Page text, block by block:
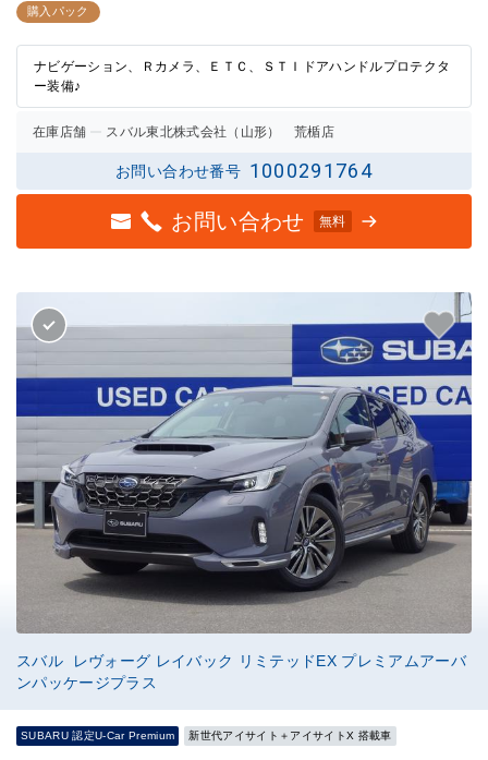
購入パック
ナビゲーション、Ｒカメラ、ＥＴＣ、ＳＴＩドアハンドルプロテクタ
ー装備♪
在庫店舗 スバル東北株式会社（山形） 荒楯店
お問い合わせ番号 1000291764
お問い合わせ 無料
スバル レヴォーグ レイバック リミテッドEX プレミアムアーバ
ンパッケージプラス
SUBARU 認定U-Car Premium 新世代アイサイト＋アイサイトX 搭載車